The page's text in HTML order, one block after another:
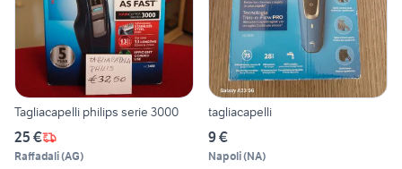
Tagliacapelli philips serie 3000
25 €
Raffadali(AG)
tagliacapelli
9 €
Napoli(NA)